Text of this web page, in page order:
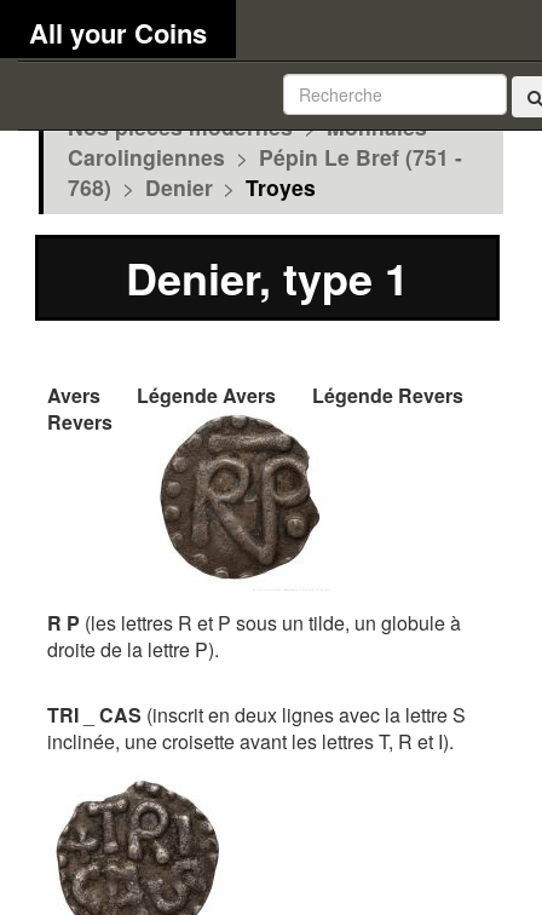
All your Coins
Nos pièces modernes > Monnaies
Carolingiennes > Pépin Le Bref (751 -
768) > Denier > Troyes
Denier, type 1
Avers Légende Avers
Légende Revers
Revers
R P (les lettres R et P sous un tilde, un globule à
droite de la lettre P).
TRI CAS (inscrit en deux lignes avec la lettre S
inclinée, une croisette avant les lettres T, R et I).